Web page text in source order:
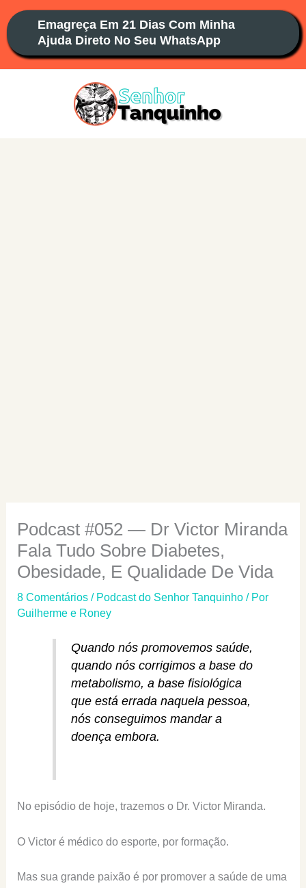
para
conteúdo
Emagreça Em 21 Dias Com Minha
Ajuda Direto No Seu WhatsApp
Podcast #052 — Dr Victor Miranda
Fala Tudo Sobre Diabetes,
Obesidade, E Qualidade De Vida
8 Comentários / Podcast do Senhor Tanquinho/ Por
Guilherme e Roney
Quando nós promovemos saúde,
quando nós corrigimos a base do
metabolismo, a base fisiológica
que está errada naquela pessoa,
nós conseguimos mandar a
doença embora.
No episódio de hoje, trazemos o Dr. Victor Miranda.
O Victor é médico do esporte, por formação.
Mas sua grande paixão é por promover a saúde de uma